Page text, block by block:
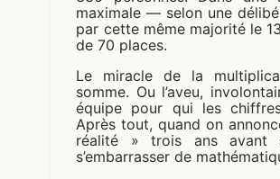
maximale — selon une
par cette même majorité le
de 70 places.
Le miracle de la
somme. Ou l’aveu,
équipe pour qui les
Après tout, quand on
réalité » trois ans avant
s’embarrasser de